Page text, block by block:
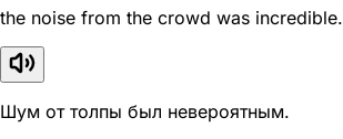
the noise from the crowd was incredible.
Шум от толпы был невероятным.